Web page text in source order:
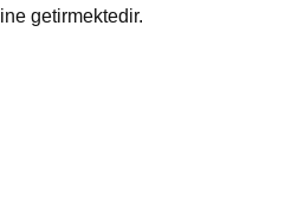
getirmektedir.